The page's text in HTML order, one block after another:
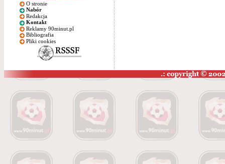
O stronie
Nabór
Redakcja
Kontakt
Reklamy 90minut.pl
Bibliografia
Pliki cookies